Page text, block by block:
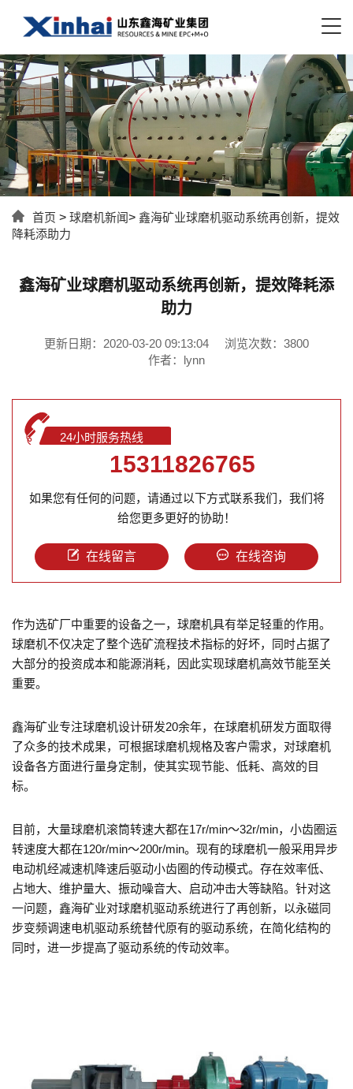
首页 > 球磨机新闻> 鑫海矿业球磨机驱动系统再创新，提效
降耗添助力
鑫海矿业球磨机驱动系统再创新，提效降耗添
助力
更新日期：2020-03-20 09:13:04
浏览次数：3800
作者：lynn
24小时服务热线
15311826765
如果您有任何的问题，请通过以下方式联系我们，我们将
给您更多更好的协助！
在线留言 在线咨询
作为选矿厂中重要的设备之一，球磨机具有举足轻重的作用。
球磨机不仅决定了整个选矿流程技术指标的好坏，同时占据了
大部分的投资成本和能源消耗，因此实现球磨机高效节能至关
重要。
鑫海矿业专注球磨机设计研发20余年，在球磨机研发方面取得
了众多的技术成果，可根据球磨机规格及客户需求，对球磨机
设备各方面进行量身定制，使其实现节能、低耗、高效的目
标。
目前，大量球磨机滚筒转速大都在17r/min～32r/min，小齿圈运
转速度大都在120r/min～200r/min。现有的球磨机一般采用异步
电动机经减速机降速后驱动小齿圈的传动模式。存在效率低、
占地大、维护量大、振动噪音大、启动冲击大等缺陷。针对这
一问题，鑫海矿业对球磨机驱动系统进行了再创新，以永磁同
步变频调速电机驱动系统替代原有的驱动系统，在简化结构的
同时，进一步提高了驱动系统的传动效率。